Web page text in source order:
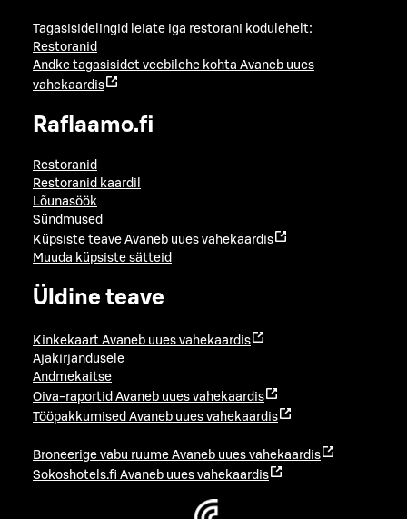
Tagasisidelingid leiate iga restorani kodulehelt:
Restoranid
Andke tagasisidet veebilehe kohta Avaneb uues
vahekaardis
Raflaamo.fi
Restoranid
Restoranid kaardil
Lõunasöök
Sündmused
Küpsiste teave Avaneb uues vahekaardis
Muuda küpsiste sätteid
Üldine teave
Kinkekaart Avaneb uues vahekaardis
Ajakirjandusele
Andmekaitse
Oiva-raportid Avaneb uues vahekaardis
Tööpakkumised Avaneb uues vahekaardis
Broneerige vabu ruume Avaneb uues vahekaardis
Sokoshotels.fi Avaneb uues vahekaardis